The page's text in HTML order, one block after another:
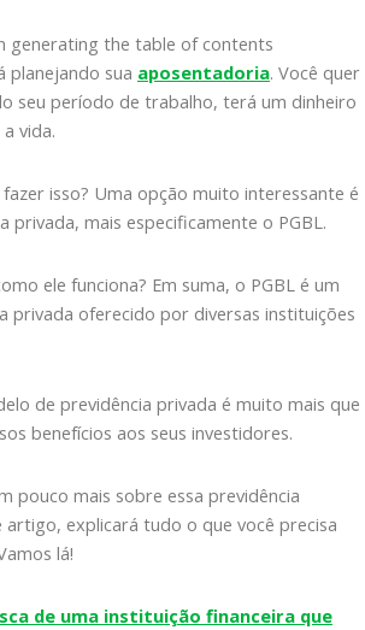
generating the table of contents
planejando sua aposentadoria. Você quer
seu período de trabalho, terá um dinheiro
vida.
isso? Uma opção muito interessante é
privada, mais especificamente o PGBL.
ele funciona? Em suma, o PGBL é um
privada oferecido por diversas instituições
de previdência privada é muito mais que
benefícios aos seus investidores.
pouco mais sobre essa previdência
artigo, explicará tudo o que você precisa
lá!
de uma instituição financeira que